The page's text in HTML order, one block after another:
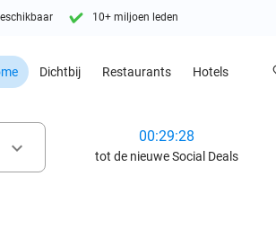
10+ miljoen leden
Dichtbij Restaurants Hotels
keyboard_arrow_down
00:29:26
tot de nieuwe Social Deals